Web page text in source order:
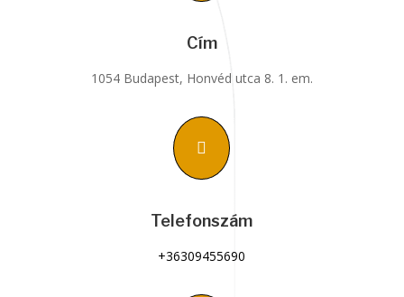
Cím
1054 Budapest, Honvéd utca 8. 1. em.

Telefonszám
+36309455690